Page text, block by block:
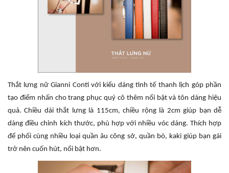
Thắt lưng nữ Gianni Conti với kiểu dáng tinh tế thanh lịch góp phần
tạo điểm nhấn cho trang phục quý cô thêm nổi bật và tôn dáng hiệu
quả. Chiều dài thắt lưng là 115cm, chiều rộng là 2cm giúp bạn dễ
dàng điều chỉnh kích thước, phù hợp với nhiều vóc dáng. Thích hợp
để phối cùng nhiều loại quần âu công sở, quần bò, kaki giúp bạn gái
trở nên cuốn hút, nổi bật hơn.